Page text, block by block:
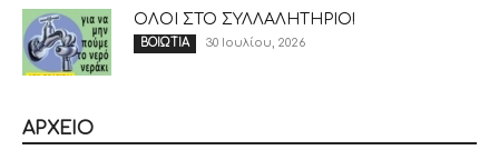
ΟΛΟΙ ΣΤΟ ΣΥΛΛΑΛΗΤΗΡΙΟ!
ΒΟΙΩΤΙΑ 30 Ιουλίου, 2026
ΑΡΧΕΙΟ